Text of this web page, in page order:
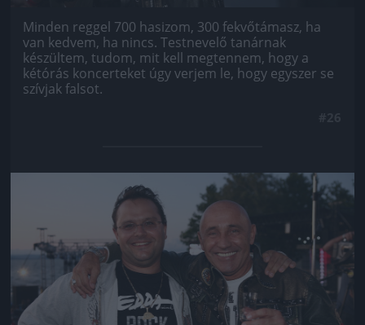
Minden reggel 700 hasizom, 300 fekvőtámasz, ha
van kedvem, ha nincs. Testnevelő tanárnak
készültem, tudom, mit kell megtennem, hogy a
kétórás koncerteket úgy verjem le, hogy egyszer se
szívjak falsot.
Jön még kép!